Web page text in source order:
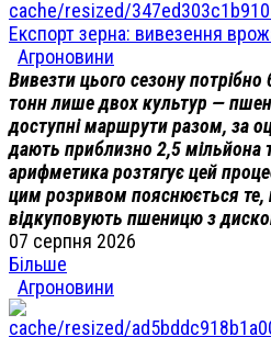
Експорт зерна: вивезення
Агроновини
Вивезти цього сезону
тонн лише двох культур —
доступні маршрути разом, за
дають приблизно 2,5 мільйона
арифметика розтягує цей
цим розривом пояснюється те,
відкуповують пшеницю з
07 серпня 2026
Більше
Агроновини